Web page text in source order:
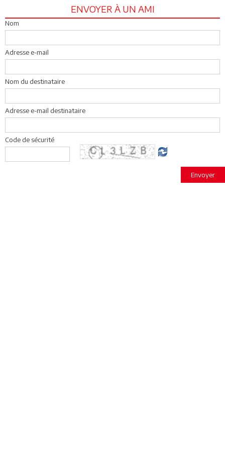
ENVOYER À UN AMI
Nom
Adresse e-mail
Nom du destinataire
Adresse e-mail destinataire
Code de sécurité
Envoyer